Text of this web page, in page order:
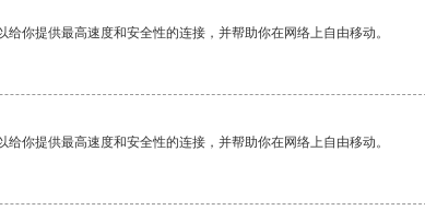
给你提供最高速度和安全性的连接，并帮助你在网络上自由移动。
给你提供最高速度和安全性的连接，并帮助你在网络上自由移动。